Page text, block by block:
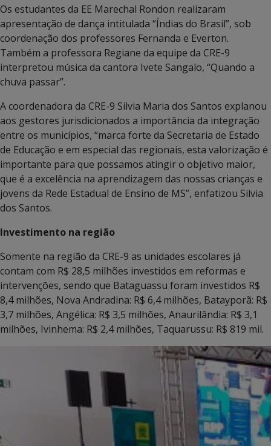
Os estudantes da EE Marechal Rondon realizaram
apresentação de dança intitulada “Índias do Brasil”, sob
coordenação dos professores Fernanda e Everton.
Também a professora Regiane da equipe da CRE-9
interpretou música da cantora Ivete Sangalo, “Quando a
chuva passar”.
A coordenadora da CRE-9 Silvia Maria dos Santos explanou
aos gestores jurisdicionados a importância da integração
entre os municípios, “marca forte da Secretaria de Estado
de Educação e em especial das regionais, esta valorização é
importante para que possamos atingir o objetivo maior,
que é a excelência na aprendizagem das nossas crianças e
jovens da Rede Estadual de Ensino de MS”, enfatizou Silvia
dos Santos.
Investimento na região
Somente na região da CRE-9 as unidades escolares já
contam com R$ 28,5 milhões investidos em reformas e
intervenções, sendo que Bataguassu foram investidos R$
8,4 milhões, Nova Andradina: R$ 6,4 milhões, Batayporã: R$
3,7 milhões, Angélica: R$ 3,5 milhões, Anaurilândia: R$ 3,1
milhões, Ivinhema: R$ 2,4 milhões, Taquarussu: R$ 819 mil.